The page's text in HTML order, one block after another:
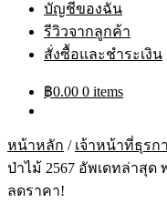
บัญชีของฉัน
รีวิวจากลูกค้า
สั่งซื้อและชำระเงิน
฿0.00 0 items
หน้าหลัก / เจ้าหน้าที่ธุรก
ป่าไม้ 2567 อัพเดทล่าสุด
ลดราคา!